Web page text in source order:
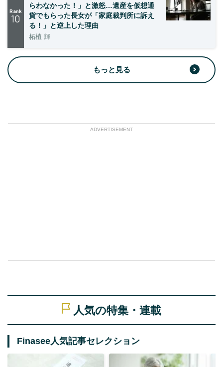
Rank
10
らわなかった！」と激怒…遺産を仮想通
貨でもらった長女が「家庭裁判所に訴え
る！」と逆上した理由
柘植 輝
もっと見る
ADVERTISEMENT
人気の特集・連載
Finasee人気記事セレクション